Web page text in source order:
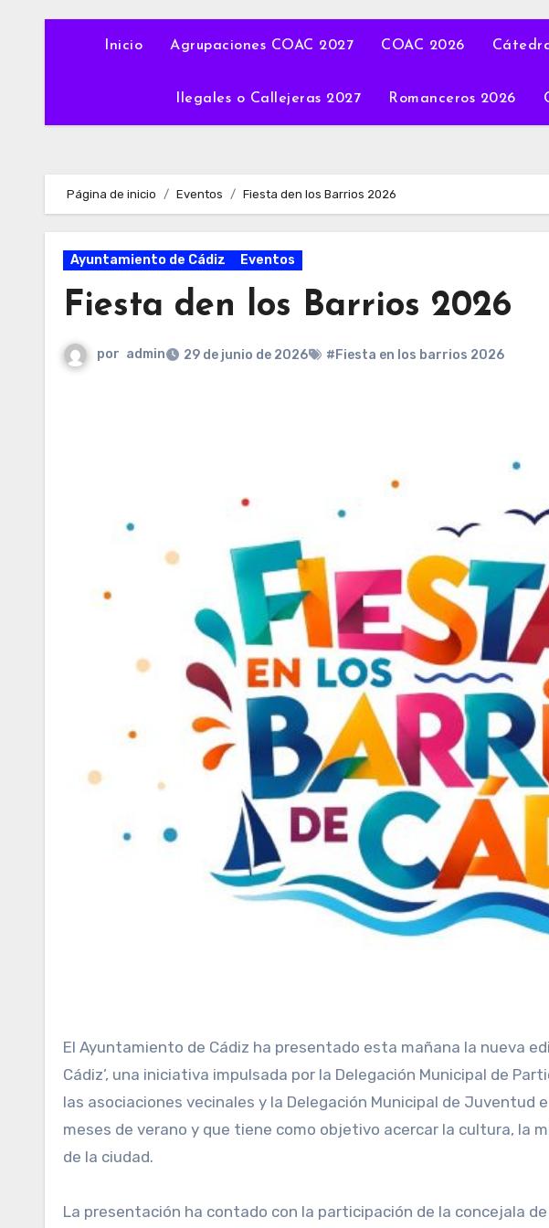
Inicio Agrupaciones COAC 2027 COAC 2026
Ilegales o Callejeras 2027 Romanceros 2026
Página de inicio Eventos Fiesta den los Barrios 2026
Ayuntamiento de Cádiz Eventos
Fiesta den los Barrios 2026
por admin 29 de junio de 2026 #Fiesta en los barrios 2026
El Ayuntamiento de Cádiz ha presentado esta mañana la nueva edición del programa ‘Fiestas en los barrios de
Cádiz’, una iniciativa impulsada por la Delegación Municipal de
las asociaciones vecinales y la Delegación Municipal de Juventud
meses de verano y que tiene como objetivo acercar la cultura, la
de la ciudad.
La presentación ha contado con la participación de la concejala